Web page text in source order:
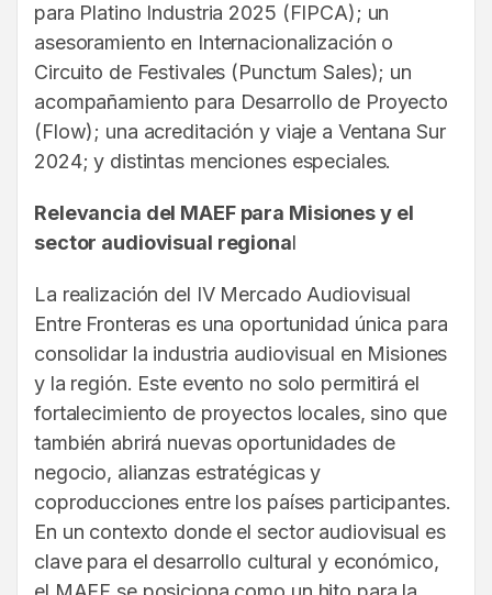
para Platino Industria 2025 (FIPCA); un
asesoramiento en Internacionalización o
Circuito de Festivales (Punctum Sales); un
acompañamiento para Desarrollo de Proyecto
(Flow); una acreditación y viaje a Ventana Sur
2024; y distintas menciones especiales.
Relevancia del MAEF para Misiones y el
sector audiovisual regional
La realización del IV Mercado Audiovisual
Entre Fronteras es una oportunidad única para
consolidar la industria audiovisual en Misiones
y la región. Este evento no solo permitirá el
fortalecimiento de proyectos locales, sino que
también abrirá nuevas oportunidades de
negocio, alianzas estratégicas y
coproducciones entre los países participantes.
En un contexto donde el sector audiovisual es
clave para el desarrollo cultural y económico,